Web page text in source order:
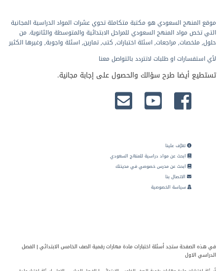
موقع المنهج السعودي هو مكتبة متكاملة تحوي عشرات المواد الدراسية المجانية
التي تخص مواد المنهج السعودي للمراحل الابتدائية والمتوسطة والثانوية. من
حلول, ملخصات, مراجعات, اسئلة اختبارات, كتب, تمارين, اسئلة واجوبة, وغيرها الكثير
لأي استفسارات او طلبات لاتتردد بالتواصل معنا
تستطيع أيضا طرح سؤالك والحصول على إجابة مجانية.
تعرّف علينا
ابحث عن مواد دراسية للمنهج السعودي
ابحث عن مدرس خصوصي في مدينتك
الاتصال بنا
سياسة الخصوصية
في هذه الصفحة ستجد أسئلة اختبارات مادة مهارات رقمية الصف الخامس الابتدائي | الفصل
الدراسي الاول